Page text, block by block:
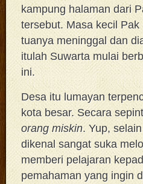
kampung halaman dari
tersebut. Masa kecil
tuanya meninggal dan
itulah Suwarta mulai
ini.
Desa itu lumayan
kota besar. Secara
orang miskin. Yup,
dikenal sangat suka
memberi pelajaran
pemahaman yang ingin